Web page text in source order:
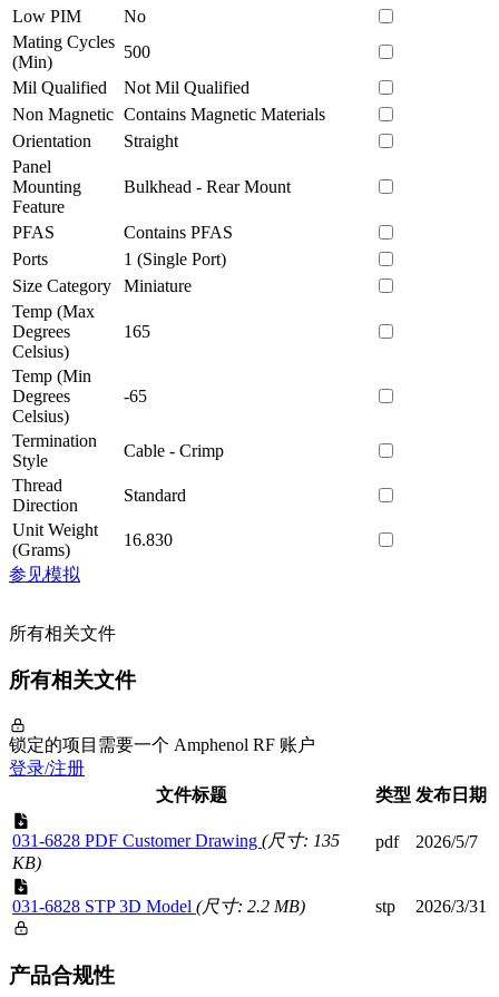
Low PIM
No
Mating Cycles
(Min)
500
Mil Qualified
Not Mil Qualified
Non Magnetic Contains Magnetic Materials
Orientation
Straight
Panel
Mounting
Feature
Bulkhead - Rear Mount
PFAS
Contains PFAS
Ports
1 (Single Port)
Size Category
Miniature
Temp (Max
Degrees
Celsius)
165
Temp (Min
Degrees
Celsius)
-65
Termination
Style
Cable - Crimp
Thread
Direction
Standard
Unit Weight
(Grams)
16.830
参见模拟
所有相关文件
所有相关文件
锁定的项目需要一个 Amphenol RF 账户
登录/注册
文件标题
类型 发布日期
031-6828 PDF Customer Drawing (尺寸: 135
KB)
pdf 2026/5/7
031-6828 STP 3D Model (尺寸: 2.2 MB) stp 2026/3/31
产品合规性